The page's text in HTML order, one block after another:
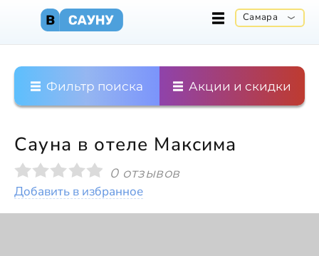
Самара
Фильтр поиска Акции и скидки
Сауна в отеле Максима
0 отзывов
Добавить в избранное